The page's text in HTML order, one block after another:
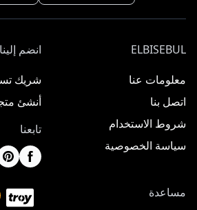
ELBISEBUL
معلومات عنا
اتصل بنا
شروط الاستخدام
سياسة الخصوصية
انضم إلينا
شريك
أنشئ
تابعنا
مساعدة